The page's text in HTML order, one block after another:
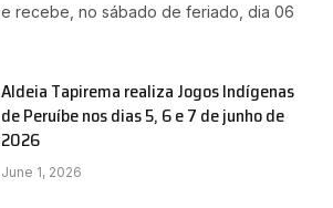
recebe, no sábado de feriado, dia 06
Aldeia Tapirema realiza Jogos Indígenas
de Peruíbe nos dias 5, 6 e 7 de junho de
2026
June 1, 2026